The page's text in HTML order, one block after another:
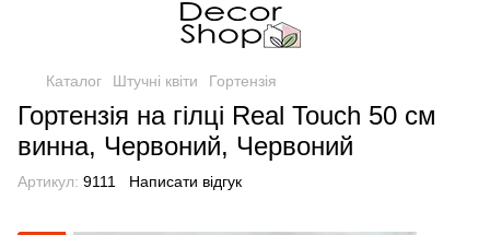
Каталог Штучні квіти Гортензія
Гортензія на гілці Real Touch 50 см
винна, Червоний, Червоний
Артикул: 9111 Написати відгук